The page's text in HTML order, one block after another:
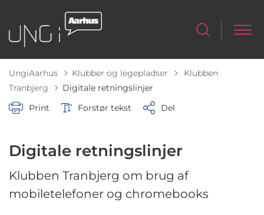
UngiAarhus Klubber og legepladser Tilbage til
Klubben
Tranbjerg
Digitale retningslinjer
Print
Forstør tekst Del
Digitale retningslinjer
Klubben Tranbjerg om brug af
mobiletelefoner og chromebooks